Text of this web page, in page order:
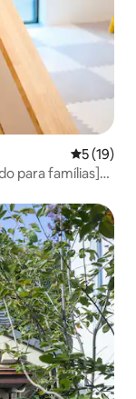
5 de uma
5 (19)
para famílias]